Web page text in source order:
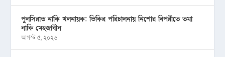
পুলসিরাত নাকি খলনায়ক: ভিকির পরিচালনায় নিশোর বিপরীতে তমা
নাকি মেহজাবীন
আগস্ট ৫, ২০২৬